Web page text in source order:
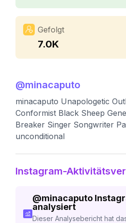
Gefolgt
7.0K
@minacaputo
minacaputo Unapologetic
Conformist Black Sheep
Breaker Singer Songwriter
unconditional
Instagram-
@minacaputo
analysiert
Dieser Analysebericht hat